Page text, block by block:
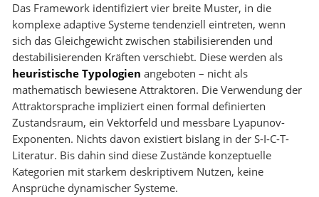
Das Framework identifiziert vier breite Muster, in die
komplexe adaptive Systeme tendenziell eintreten, wenn
sich das Gleichgewicht zwischen stabilisierenden und
destabilisierenden Kräften verschiebt. Diese werden als
heuristische Typologien angeboten – nicht als
mathematisch bewiesene Attraktoren. Die Verwendung der
Attraktorsprache impliziert einen formal definierten
Zustandsraum, ein Vektorfeld und messbare Lyapunov-
Exponenten. Nichts davon existiert bislang in der S-I-C-T-
Literatur. Bis dahin sind diese Zustände konzeptuelle
Kategorien mit starkem deskriptivem Nutzen, keine
Ansprüche dynamischer Systeme.